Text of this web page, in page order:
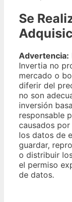
Se
Advertencia:
Invertia no
mercado o
diferir del
no son
inversión
responsable
causados
los datos de
guardar,
o distribuir
el permiso
de datos.